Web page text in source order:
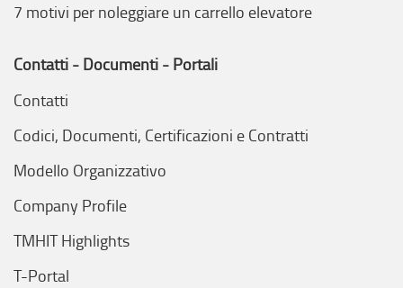
7 motivi per noleggiare un carrello elevatore
Contatti - Documenti - Portali
Contatti
Codici, Documenti, Certificazioni e Contratti
Modello Organizzativo
Company Profile
TMHIT Highlights
T-Portal